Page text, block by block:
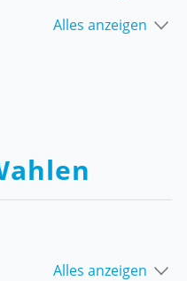
Alles anzeigen
Alles anzeigen